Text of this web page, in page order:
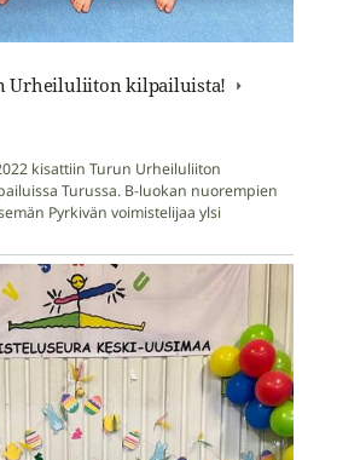
Urheiluliiton kilpailuista!
kisattiin Turun Urheiluliiton
Turussa. B-luokan nuorempien
Pyrkivän voimistelijaa ylsi